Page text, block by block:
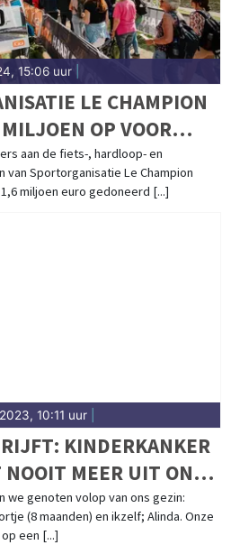
15:06 uur
LE CHAMPION
OP VOOR
aan de fiets-, hardloop- en
van Sportorganisatie Le Champion
miljoen euro gedoneerd [...]
10:11 uur
KINDERKANKER
MEER UIT ONS
we genoten volop van ons gezin:
(8 maanden) en ikzelf; Alinda. Onze
een [...]